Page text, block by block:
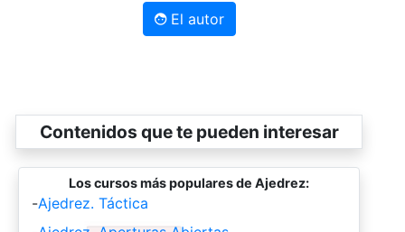
El autor
Contenidos que te pueden interesar
Los cursos más populares de Ajedrez:
-Ajedrez. Táctica